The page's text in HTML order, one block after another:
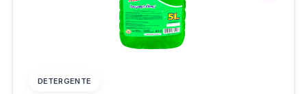
DETERGENTE